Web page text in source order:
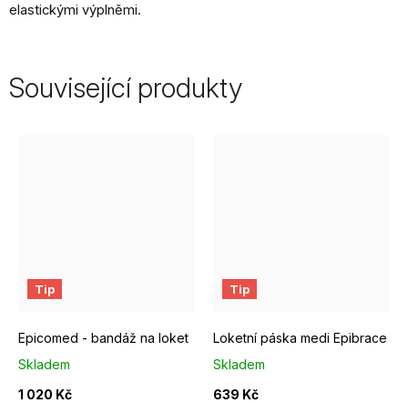
elastickými výplněmi.
Související produkty
Tip
Epicomed - bandáž na loket
Skladem
1 020 Kč
Tip
Loketní páska medi Epibrace
Skladem
639 Kč